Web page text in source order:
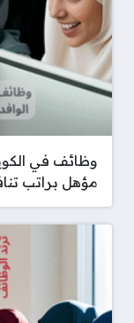
وظائف في
مؤهل براتب